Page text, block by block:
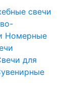
свечи
Номерные
для